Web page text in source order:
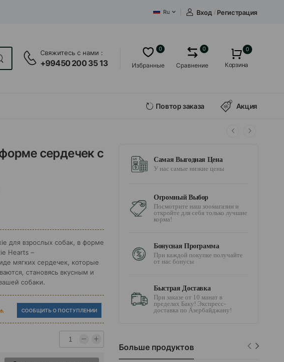
Ru Вход / Регистрация
Свяжитесь с нами :
+99450 200 35 13 Избранные
0
Сравнение
0 0
Корзина
Повтор заказа Акция
сердечек с
для взрослых собак, в форме
Hearts –
мягких сердечек, которые
становясь вкусным и
собаки.
СООБЩИТЬ О ПОСТУПЛЕНИИ
Самая Выгодная Цена
У нас самые низкие цены
Огромный Выбор
Посмотрите наш зоомагазин и
откройте для себя только лучшие
корма!
Бонусная Программа
При каждой покупке получайте
от нас бонусы
Быстрая Доставка
При заказе от 10 манат в
пределах Баку! Экспресс-
доставка по Азербайджану!
Больше продуктов